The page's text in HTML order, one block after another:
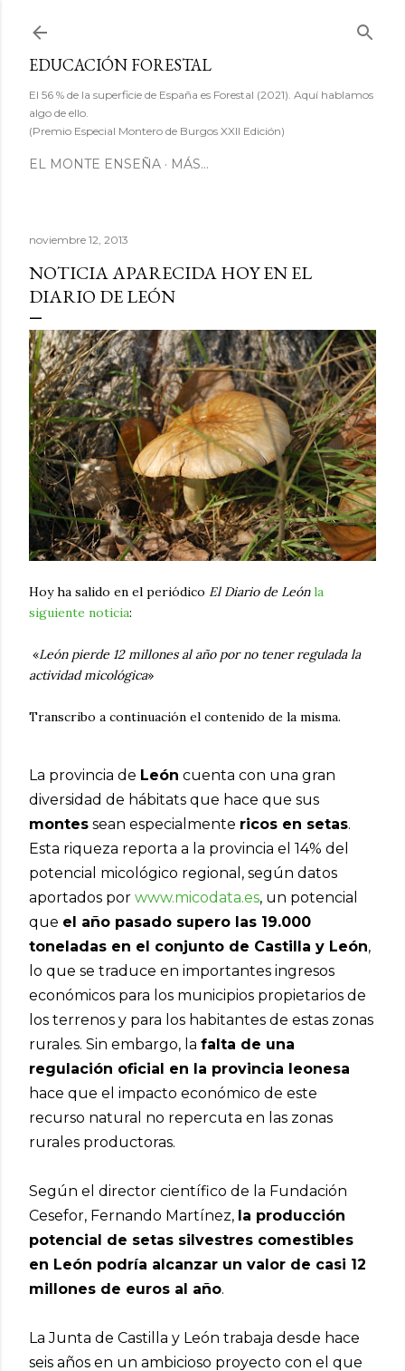
EDUCACIÓN FORESTAL
El 56 % de la superficie de España es Forestal (2021). Aquí hablamos
algo de ello.
(Premio Especial Montero de Burgos XXII Edición)
EL MONTE ENSEÑA MÁS…
noviembre 12, 2013
NOTICIA APARECIDA HOY EN EL
DIARIO DE LEÓN
Hoy ha salido en el periódico El Diario de León la
siguiente noticia:
«León pierde 12 millones al año por no tener regulada la
actividad micológica»
Transcribo a continuación el contenido de la misma.
La provincia de León cuenta con una gran
diversidad de hábitats que hace que sus
montes sean especialmente ricos en setas.
Esta riqueza reporta a la provincia el 14% del
potencial micológico regional, según datos
aportados por www.micodata.es, un potencial
que el año pasado supero las 19.000
toneladas en el conjunto de Castilla y León,
lo que se traduce en importantes ingresos
económicos para los municipios propietarios de
los terrenos y para los habitantes de estas zonas
rurales. Sin embargo, la falta de una
regulación oficial en la provincia leonesa
hace que el impacto económico de este
recurso natural no repercuta en las zonas
rurales productoras.
Según el director científico de la Fundación
Cesefor, Fernando Martínez, la producción
potencial de setas silvestres comestibles
en León podría alcanzar un valor de casi 12
millones de euros al año.
La Junta de Castilla y León trabaja desde hace
seis años en un ambicioso proyecto con el que